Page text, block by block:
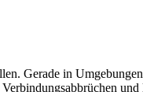
Gerade in